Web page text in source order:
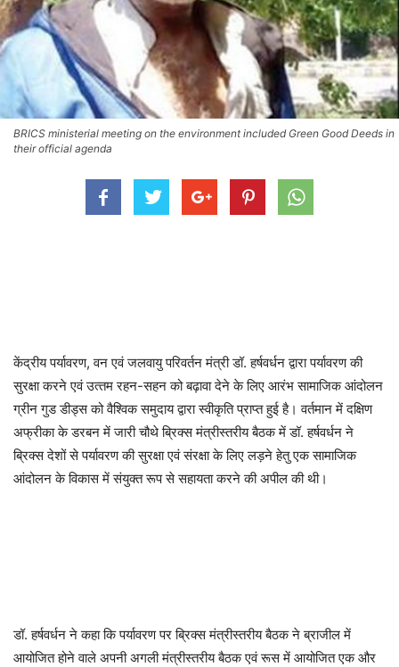
BRICS ministerial meeting on the environment included Green Good Deeds in
their official agenda
केंद्रीय पर्यावरण, वन एवं जलवायु परिवर्तन मंत्री डॉ. हर्षवर्धन द्वारा पर्यावरण की
सुरक्षा करने एवं उत्‍तम रहन-सहन को बढ़ावा देने के लिए आरंभ सामाजिक आंदोलन
ग्रीन गुड डीड्स को वैश्‍विक समुदाय द्वारा स्‍वीकृति प्राप्‍त हुई है। वर्तमान में दक्षिण
अफ्रीका के डरबन में जारी चौथे ब्रिक्‍स मंत्रीस्‍तरीय बैठक में डॉ. हर्षवर्धन ने
ब्रिक्‍स देशों से पर्यावरण की सुरक्षा एवं संरक्षा के लिए लड़ने हेतु एक सामाजिक
आंदोलन के विकास में संयुक्‍त रूप से सहायता करने की अपील की थी।
डॉ. हर्षवर्धन ने कहा कि पर्यावरण पर ब्रिक्‍स मंत्रीस्‍तरीय बैठक ने ब्राजील में
आयोजित होने वाले अपनी अगली मंत्रीस्‍तरीय बैठक एवं रूस में आयोजित एक और